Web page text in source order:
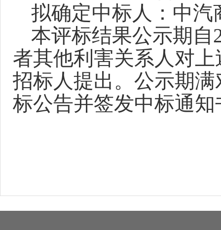
拟确定中标人： 中汽
本评标结果公示期自
者其他利害关系人对
招标人提出。公示期
标公告并签发中标通知